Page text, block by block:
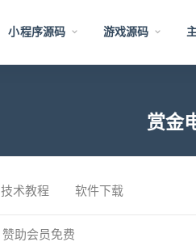
小程序源码 游戏源码
赏金
技术教程 软件下载
赞助会员免费